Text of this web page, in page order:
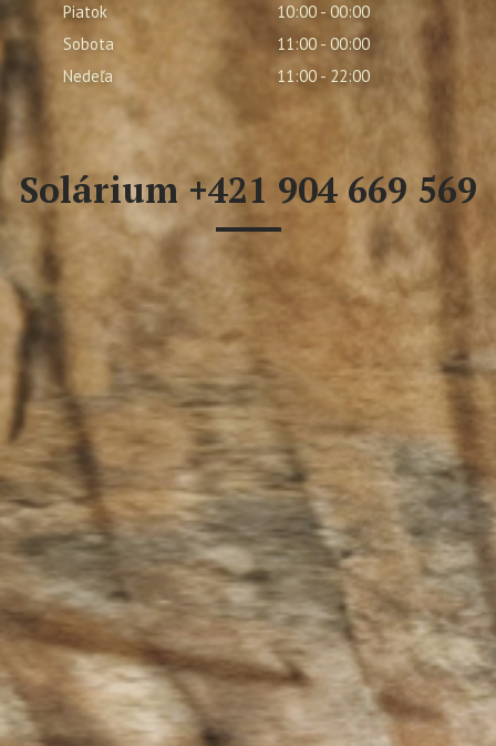
Piatok
10:00 - 00:00
Sobota
11:00 - 00:00
Nedeľa
11:00 - 22:00
Solárium +421 904 669 569